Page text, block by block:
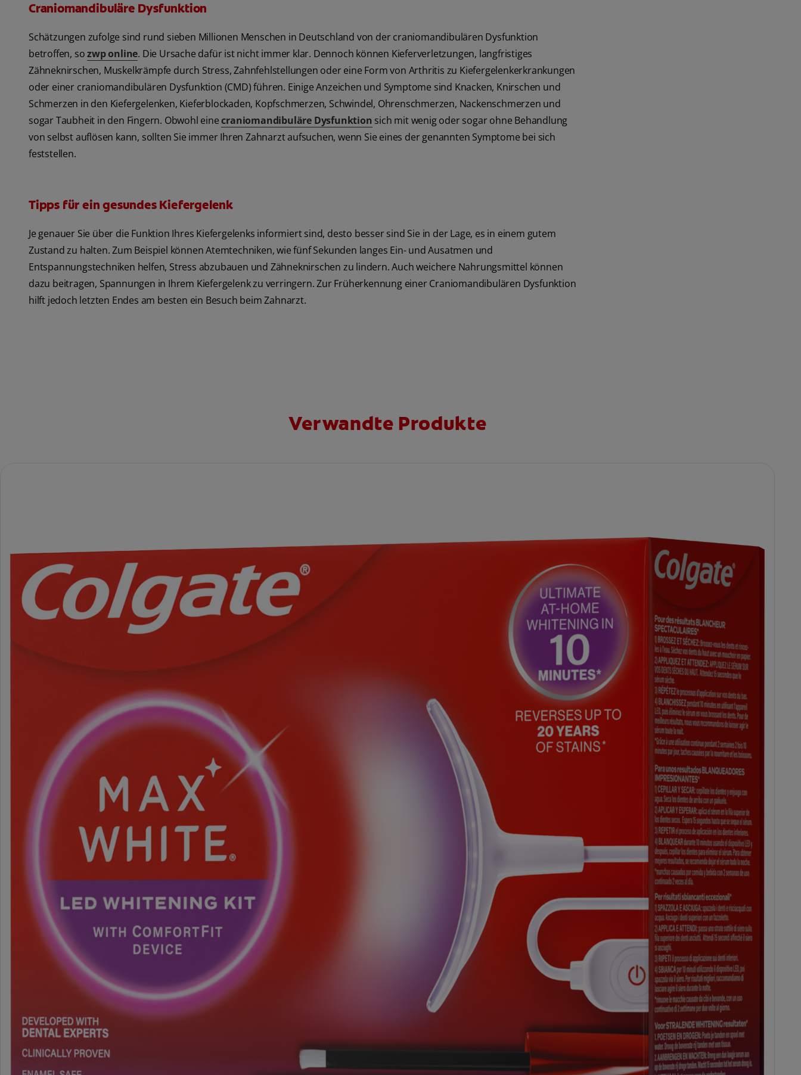
Craniomandibuläre Dysfunktion
Schätzungen zufolge sind rund sieben Millionen Menschen in Deutschland von der craniomandibulären Dysfunktion
betroffen, sozwp online. Die Ursache dafür ist nicht immer klar. Dennoch können Kieferverletzungen, langfristiges
Zähneknirschen, Muskelkrämpfe durch Stress, Zahnfehlstellungen oder eine Form von Arthritis zu Kiefergelenkerkrankungen
oder einer craniomandibulären Dysfunktion (CMD) führen. Einige Anzeichen und Symptome sind Knacken, Knirschen und
Schmerzen in den Kiefergelenken, Kieferblockaden, Kopfschmerzen, Schwindel, Ohrenschmerzen, Nackenschmerzen und
sogar Taubheit in den Fingern. Obwohl einecraniomandibuläre Dysfunktion sich mit wenig oder sogar ohne Behandlung
von selbst auflösen kann, sollten Sie immer Ihren Zahnarzt aufsuchen, wenn Sie eines der genannten Symptome bei sich
feststellen.
Tipps für ein gesundes Kiefergelenk
Je genauer Sie über die Funktion Ihres Kiefergelenks informiert sind, desto besser sind Sie in der Lage, es in einem gutem
Zustand zu halten. Zum Beispiel können Atemtechniken, wie fünf Sekunden langes Ein- und Ausatmen und
Entspannungstechniken helfen, Stress abzubauen und Zähneknirschen zu lindern. Auch weichere Nahrungsmittel können
dazu beitragen, Spannungen in Ihrem Kiefergelenk zu verringern. Zur Früherkennung einer Craniomandibulären Dysfunktion
hilft jedoch letzten Endes am besten ein Besuch beim Zahnarzt.
Verwandte Produkte